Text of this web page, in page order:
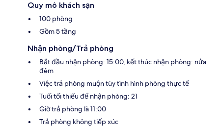
Quy mô khách sạn
100 phòng
Gồm 5 tầng
Nhận phòng/Trả phòng
Bắt đầu nhận phòng: 15:00, kết thúc nhận phòng: nửa
đêm
Việc trả phòng muộn tùy tình hình phòng thực tế
Tuổi tối thiểu để nhận phòng: 21
Giờ trả phòng là 11:00
Trả phòng không tiếp xúc